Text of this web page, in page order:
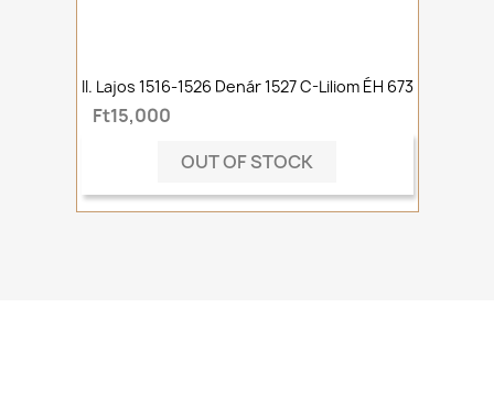
II. Lajos 1516-1526 Denár 1527 C-Liliom ÉH 673
Ft15,000
OUT OF STOCK